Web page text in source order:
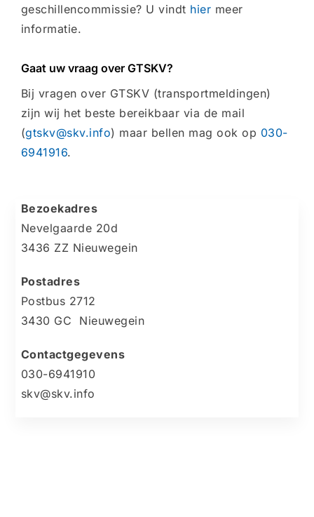
geschillencommissie? U vindt hier meer
informatie.
Gaat uw vraag over GTSKV?
Bij vragen over GTSKV (transportmeldingen)
zijn wij het beste bereikbaar via de mail
(gtskv@skv.info) maar bellen mag ook op 030-
6941916.
Bezoekadres
Nevelgaarde 20d
3436 ZZ Nieuwegein
Postadres
Postbus 2712
3430 GC Nieuwegein
Contactgegevens
030-6941910
skv@skv.info